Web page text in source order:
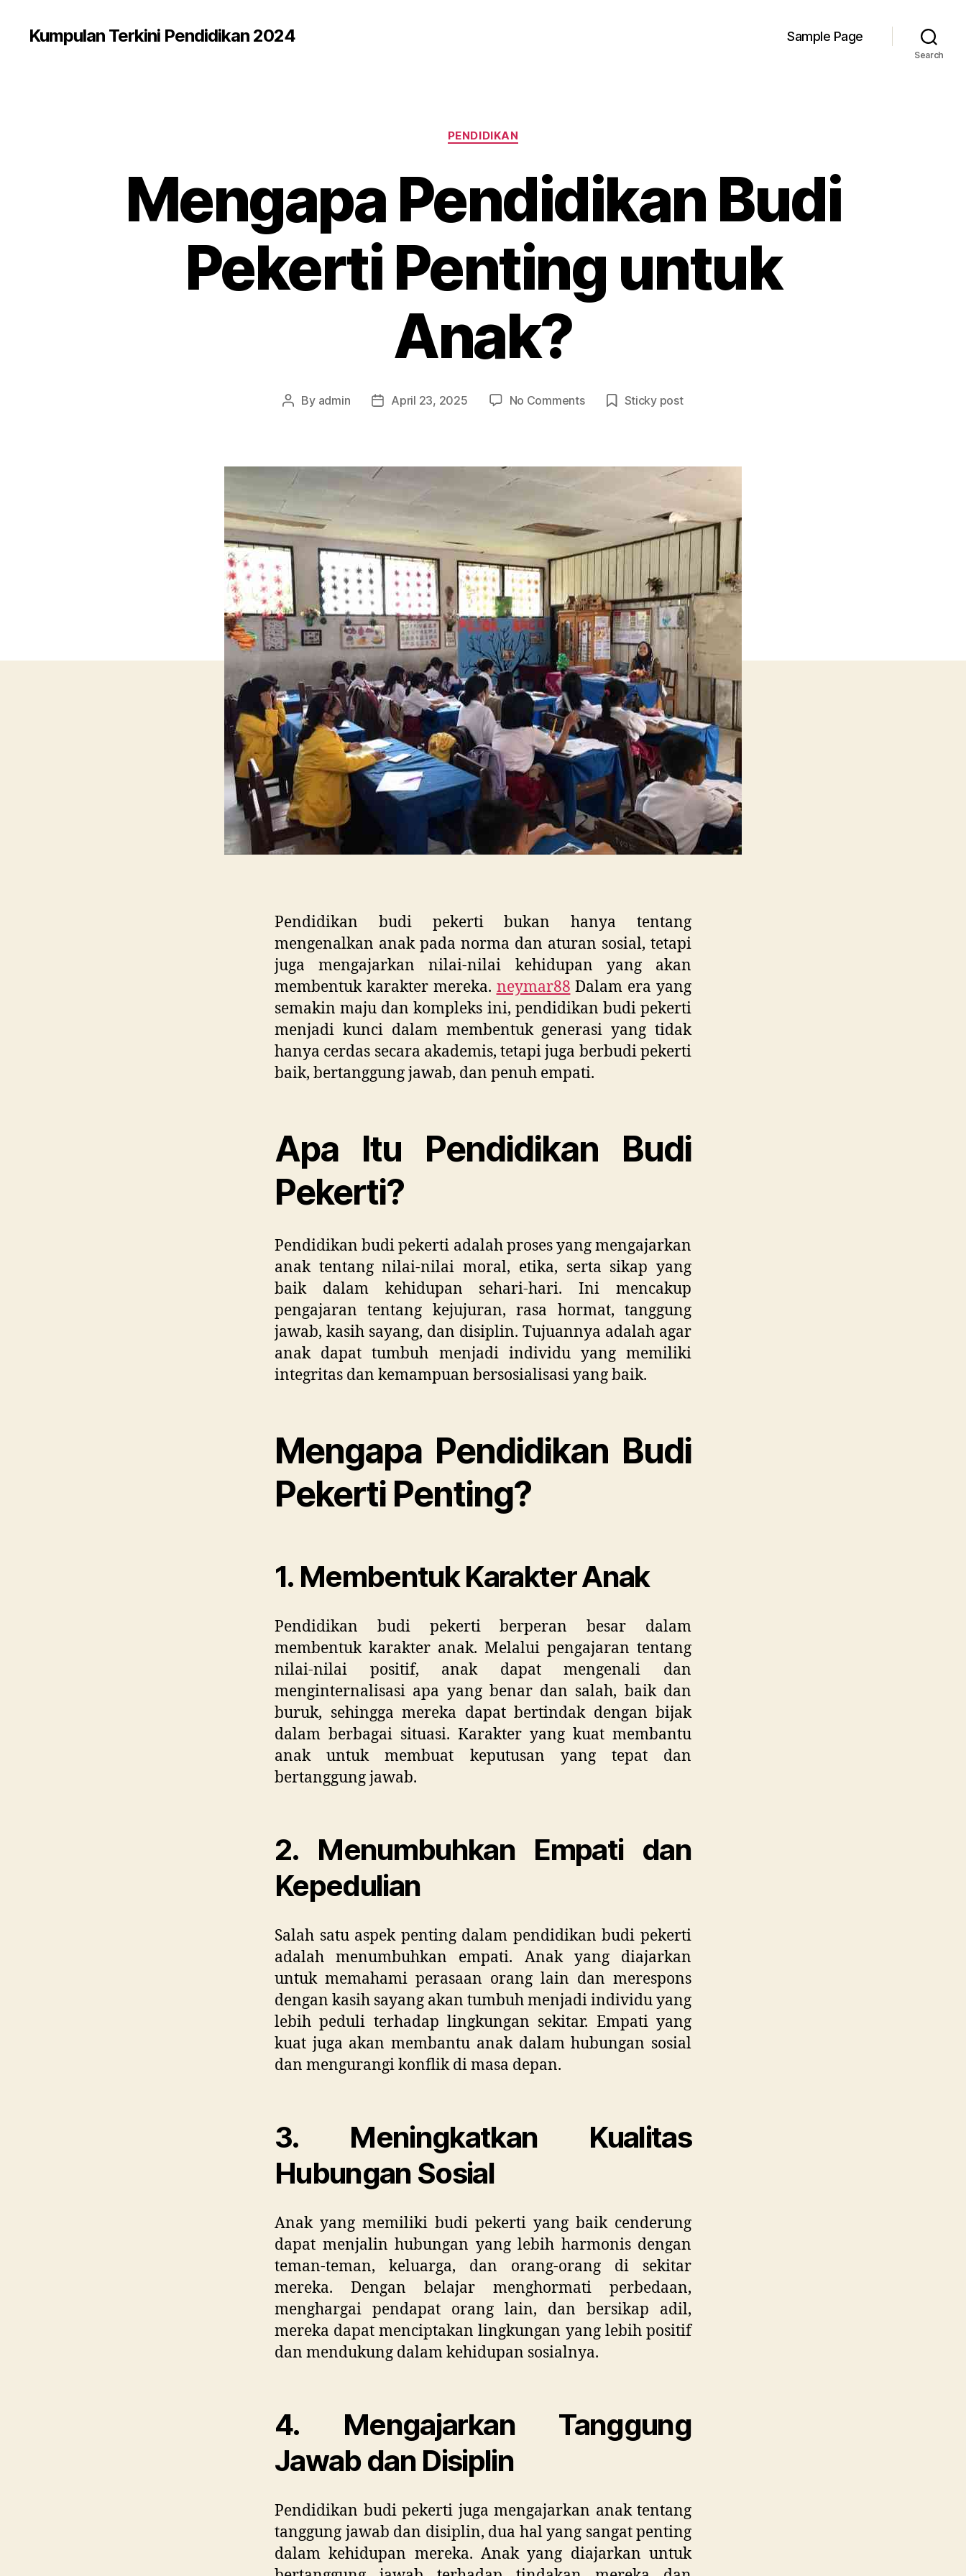
Kumpulan Terkini Pendidikan 2024 Sample Page
Search
Categories
PENDIDIKAN
Mengapa Pendidikan Budi
Pekerti Penting untuk
Anak?
Post
By admin
PostApril 23, 2025 No Commentson
Pekerti
Sticky post
Pendidikan budi pekerti bukan hanya tentang
mengenalkan anak pada norma dan aturan sosial, tetapi
juga mengajarkan nilai-nilai kehidupan yang akan
membentuk karakter mereka. neymar88 Dalam era yang
semakin maju dan kompleks ini, pendidikan budi pekerti
menjadi kunci dalam membentuk generasi yang tidak
hanya cerdas secara akademis, tetapi juga berbudi pekerti
baik, bertanggung jawab, dan penuh empati.
Apa Itu Pendidikan Budi
Pekerti?
Pendidikan budi pekerti adalah proses yang mengajarkan
anak tentang nilai-nilai moral, etika, serta sikap yang
baik dalam kehidupan sehari-hari. Ini mencakup
pengajaran tentang kejujuran, rasa hormat, tanggung
jawab, kasih sayang, dan disiplin. Tujuannya adalah agar
anak dapat tumbuh menjadi individu yang memiliki
integritas dan kemampuan bersosialisasi yang baik.
Mengapa Pendidikan Budi
Pekerti Penting?
1. Membentuk Karakter Anak
Pendidikan budi pekerti berperan besar dalam
membentuk karakter anak. Melalui pengajaran tentang
nilai-nilai positif, anak dapat mengenali dan
menginternalisasi apa yang benar dan salah, baik dan
buruk, sehingga mereka dapat bertindak dengan bijak
dalam berbagai situasi. Karakter yang kuat membantu
anak untuk membuat keputusan yang tepat dan
bertanggung jawab.
2. Menumbuhkan Empati dan
Kepedulian
Salah satu aspek penting dalam pendidikan budi pekerti
adalah menumbuhkan empati. Anak yang diajarkan
untuk memahami perasaan orang lain dan merespons
dengan kasih sayang akan tumbuh menjadi individu yang
lebih peduli terhadap lingkungan sekitar. Empati yang
kuat juga akan membantu anak dalam hubungan sosial
dan mengurangi konflik di masa depan.
3. Meningkatkan Kualitas
Hubungan Sosial
Anak yang memiliki budi pekerti yang baik cenderung
dapat menjalin hubungan yang lebih harmonis dengan
teman-teman, keluarga, dan orang-orang di sekitar
mereka. Dengan belajar menghormati perbedaan,
menghargai pendapat orang lain, dan bersikap adil,
mereka dapat menciptakan lingkungan yang lebih positif
dan mendukung dalam kehidupan sosialnya.
4. Mengajarkan Tanggung
Jawab dan Disiplin
Pendidikan budi pekerti juga mengajarkan anak tentang
tanggung jawab dan disiplin, dua hal yang sangat penting
dalam kehidupan mereka. Anak yang diajarkan untuk